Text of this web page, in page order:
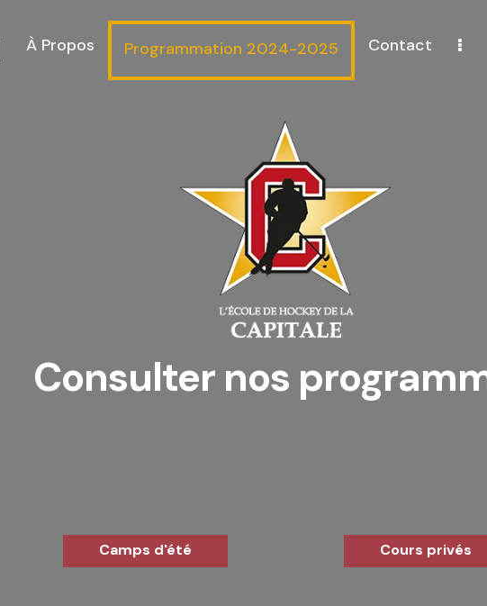
À Propos Programmation 2024-2025 Contact
Consulter nos
Camps d'été Cours privés